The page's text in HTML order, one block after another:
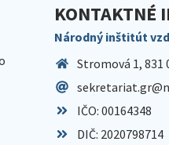
KONTAKTNÉ
Národný inštitút
Stromová 1, 831
IČO: 00164348
DIČ: 2020798714